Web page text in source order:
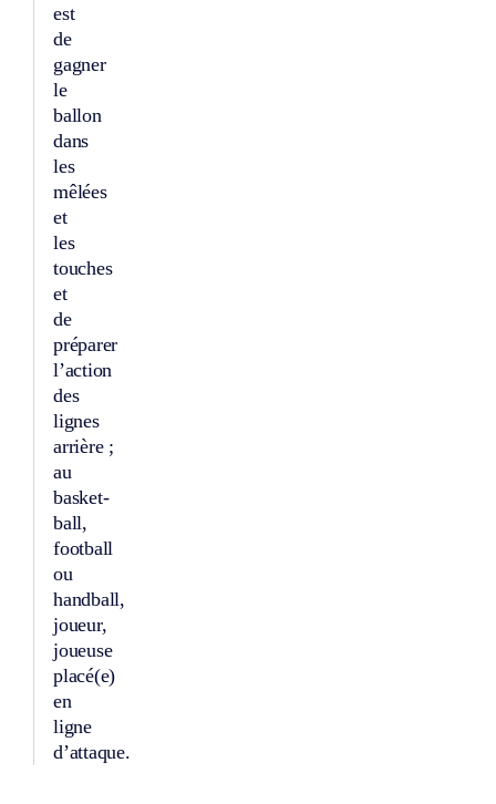
est
de
gagner
le
ballon
dans
les
mêlées
et
les
touches
et
de
préparer
l’action
des
lignes
arrière ;
au
basket-
ball,
football
ou
handball,
joueur,
joueuse
placé(e)
en
ligne
d’attaque.